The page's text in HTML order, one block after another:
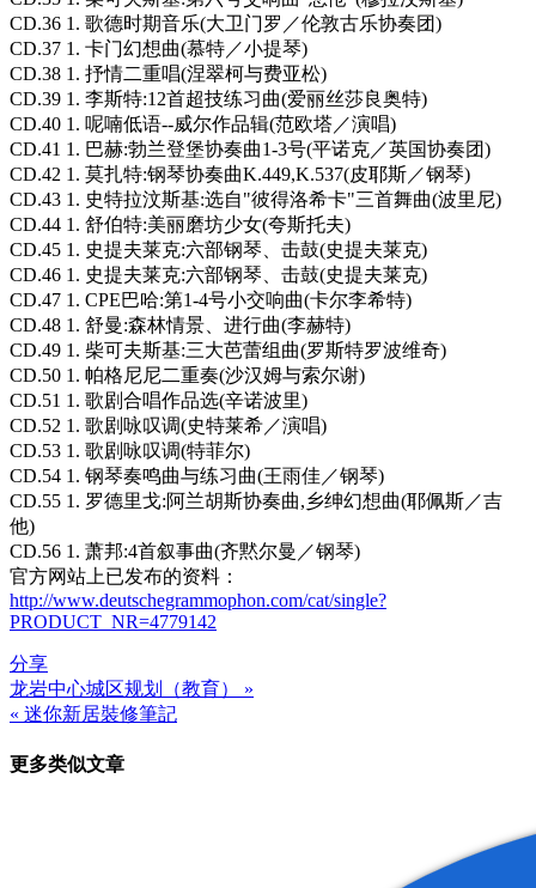
CD.36 1. 歌德时期音乐(大卫门罗／伦敦古乐协奏团)
CD.37 1. 卡门幻想曲(慕特／小提琴)
CD.38 1. 抒情二重唱(涅翠柯与费亚松)
CD.39 1. 李斯特:12首超技练习曲(爱丽丝莎良奥特)
CD.40 1. 呢喃低语--威尔作品辑(范欧塔／演唱)
CD.41 1. 巴赫:勃兰登堡协奏曲1-3号(平诺克／英国协奏团)
CD.42 1. 莫扎特:钢琴协奏曲K.449,K.537(皮耶斯／钢琴)
CD.43 1. 史特拉汶斯基:选自"彼得洛希卡"三首舞曲(波里尼)
CD.44 1. 舒伯特:美丽磨坊少女(夸斯托夫)
CD.45 1. 史提夫莱克:六部钢琴、击鼓(史提夫莱克)
CD.46 1. 史提夫莱克:六部钢琴、击鼓(史提夫莱克)
CD.47 1. CPE巴哈:第1-4号小交响曲(卡尔李希特)
CD.48 1. 舒曼:森林情景、进行曲(李赫特)
CD.49 1. 柴可夫斯基:三大芭蕾组曲(罗斯特罗波维奇)
CD.50 1. 帕格尼尼二重奏(沙汉姆与索尔谢)
CD.51 1. 歌剧合唱作品选(辛诺波里)
CD.52 1. 歌剧咏叹调(史特莱希／演唱)
CD.53 1. 歌剧咏叹调(特菲尔)
CD.54 1. 钢琴奏鸣曲与练习曲(王雨佳／钢琴)
CD.55 1. 罗德里戈:阿兰胡斯协奏曲,乡绅幻想曲(耶佩斯／吉
他)
CD.56 1. 萧邦:4首叙事曲(齐黙尔曼／钢琴)
官方网站上已发布的资料：
http://www.deutschegrammophon.com/cat/single?
PRODUCT_NR=4779142
分享
文
章
导
龙岩中心城区规划（教育） »
« 迷你新居裝修筆記
更多类似文章